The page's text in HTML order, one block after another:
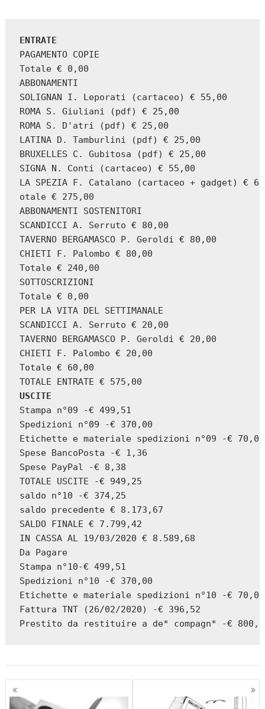
ENTRATE
PAGAMENTO COPIE
Totale € 0,00
ABBONAMENTI
SOLIGNAN I. Leporati (cartaceo) € 55,00
ROMA S. Giuliani (pdf) € 25,00
ROMA S. D'atri (pdf) € 25,00
LATINA D. Tamburlini (pdf) € 25,00
BRUXELLES C. Gubitosa (pdf) € 25,00
SIGNA N. Conti (cartaceo) € 55,00
LA SPEZIA F. Catalano (cartaceo + gadget) €
otale € 275,00
ABBONAMENTI SOSTENITORI
SCANDICCI A. Serruto € 80,00
TAVERNO BERGAMASCO P. Geroldi € 80,00
CHIETI F. Palombo € 80,00
Totale € 240,00
SOTTOSCRIZIONI
Totale € 0,00
PER LA VITA DEL SETTIMANALE
SCANDICCI A. Serruto € 20,00
TAVERNO BERGAMASCO P. Geroldi € 20,00
CHIETI F. Palombo € 20,00
Totale € 60,00
USCITE
Stampa n°09 -€ 499,51
Spedizioni n°09 -€ 370,00
Etichette e materiale spedizioni n°09 -€ 70,00
Spese BancoPosta -€ 1,36
Spese PayPal -€ 8,38
TOTALE USCITE -€ 949,25
saldo n°10 -€ 374,25
saldo precedente € 8.173,67
SALDO FINALE € 7.799,42
IN CASSA AL 19/03/2020 € 8.589,68
Da Pagare
Stampa n°10-€ 499,51
Spedizioni n°10 -€ 370,00
Etichette e materiale spedizioni n°10 -€ 70,00
Fattura TNT (26/02/2020) -€ 396,52
Prestito da restituire a de* compagn* -€
Navigazione
articoli